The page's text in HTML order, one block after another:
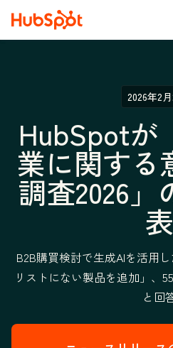
2026年2
HubSpotが
業に関する
調査2026
表
B2B購買検討で生成AIを活用
リストにない製品を追加」、
と回